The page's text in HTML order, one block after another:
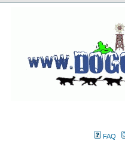
FAQ